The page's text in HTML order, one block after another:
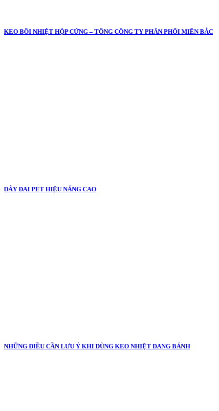
KEO BỒI NHIỆT HỘP CỨNG – TỔNG CÔNG TY PHÂN PHỐI MIỀN BẮC
DÂY ĐAI PET HIỆU NĂNG CAO
NHỮNG ĐIỀU CẦN LƯU Ý KHI DÙNG KEO NHIỆT DẠNG BÁNH